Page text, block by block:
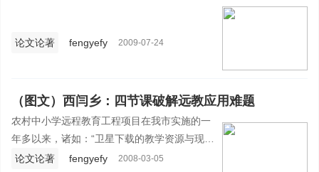
论文论著 fengyefy 2009-07-24
（图文）西闫乡：四节课破解远教应用难题
农村中小学远程教育工程项目在我市实施的一
年多以来，诸如：“卫星下载的教学资源与现行
教材不配套、学习杜郎口教学模式就用不上远
论文论著 fengyefy 2008-03-05